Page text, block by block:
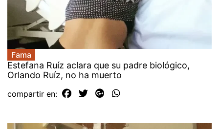
Fama
Estefana Ruíz aclara que su padre biológico,
Orlando Ruíz, no ha muerto
compartir en: